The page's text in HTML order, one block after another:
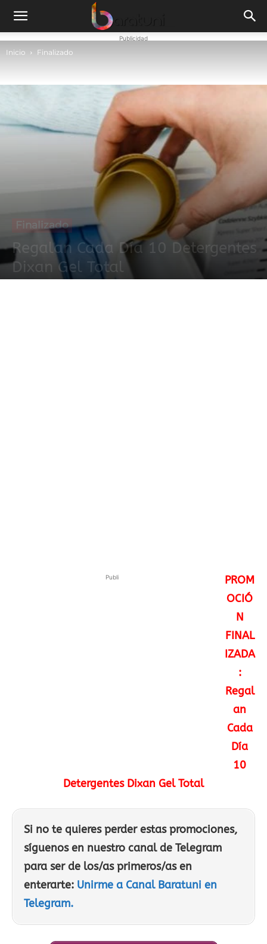
Publicidad
Inicio Finalizado
Finalizado
Regalan Cada Día 10 Detergentes
Dixan Gel Total
Publi
PROM
OCIÓ
N
FINAL
IZADA
:
Regal
an
Cada
Día
10
Detergentes Dixan Gel Total
Si no te quieres perder estas promociones,
síguenos en nuestro canal de Telegram
para ser de los/as primeros/as en
enterarte: Unirme a Canal Baratuni en
Telegram.